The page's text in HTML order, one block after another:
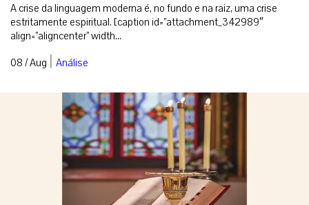
A crise da linguagem moderna é, no fundo e na raiz, uma crise
estritamente espiritual. [caption id=”attachment_342989″
align=”aligncenter” width...
08 / Aug | Análise